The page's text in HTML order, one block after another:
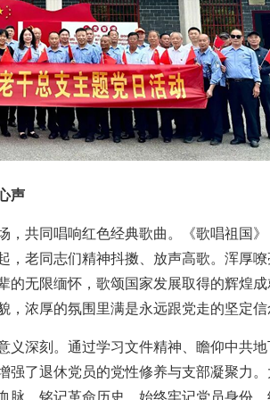
声
，共同唱响红色经典歌曲。《歌唱祖国
，老同志们精神抖擞、放声高歌。浑厚
的无限缅怀，歌颂国家发展取得的辉煌
浓厚的氛围里满是永远跟党走的坚定信
义深刻。通过学习文件精神、瞻仰中共
强了退休党员的党性修养与支部凝聚力
脉，铭记革命历史，始终牢记党员身份